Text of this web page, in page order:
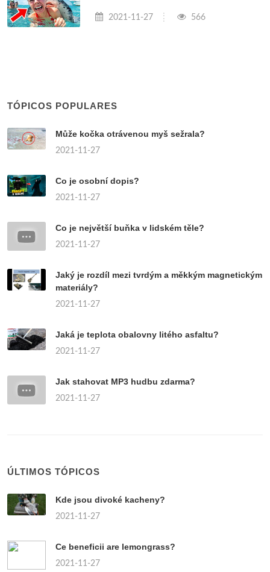
2021-11-27 566
TÓPICOS POPULARES
Může kočka otrávenou myš sežrala?
2021-11-27
Co je osobní dopis?
2021-11-27
Co je největší buňka v lidském těle?
2021-11-27
Jaký je rozdíl mezi tvrdým a měkkým magnetickým
materiály?
2021-11-27
Jaká je teplota obalovny litého asfaltu?
2021-11-27
Jak stahovat MP3 hudbu zdarma?
2021-11-27
ÚLTIMOS TÓPICOS
Kde jsou divoké kacheny?
2021-11-27
Ce beneficii are lemongrass?
2021-11-27